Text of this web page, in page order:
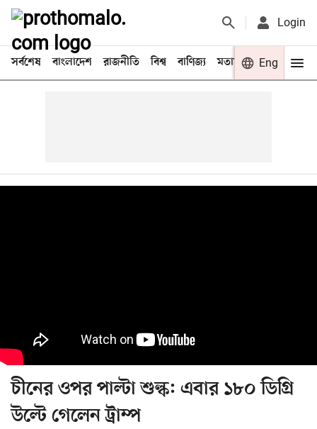
Login
সর্বশেষ বাংলাদেশ রাজনীতি বিশ্ব বাণিজ্য মতামত খেলা
Eng
চীনের ওপর পাল্টা শুল্ক: এবার ১৮০ ডিগ্রি
উল্টে গেলেন ট্রাম্প